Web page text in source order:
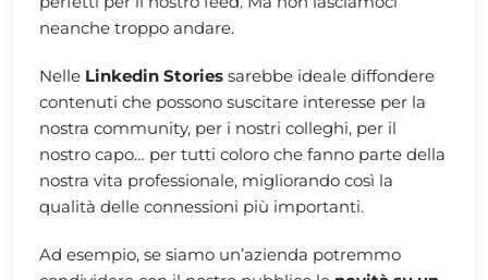
neanche troppo andare.
Nelle Linkedin Stories sarebbe ideale diffondere
contenuti che possono suscitare interesse per la
nostra community, per i nostri colleghi, per il
nostro capo… per tutti coloro che fanno parte della
nostra vita professionale, migliorando così la
qualità delle connessioni più importanti.
Ad esempio, se siamo un’azienda potremmo